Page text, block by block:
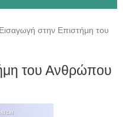
Εισαγωγή στην Επιστήμη του
του Ανθρώπου